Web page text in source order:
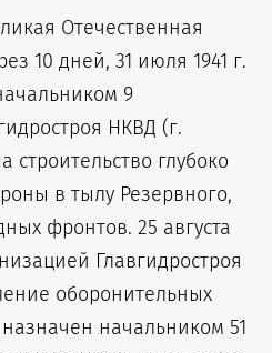
Отечественная
10 дней, 31 июля 1941 г.
9
НКВД (г.
глубоко
в тылу Резервного,
фронтов. 25 августа
Главгидростроя
оборонительных
начальником 51